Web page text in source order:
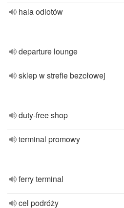
hala odlotów
departure lounge
sklep w strefie bezcłowej
duty-free shop
terminal promowy
ferry terminal
cel podróży